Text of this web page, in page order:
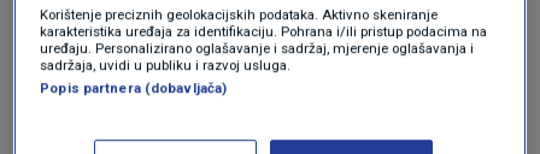
naroda, uključujući i "sustavna masovna
ubojstva" te proizvoljna uhićenja. Godine 2011.
u Dari je započeo miroljubiva pobuna protiv
Asada, nakon što su tinejdžeri sprejem ispisali
Korištenje preciznih geolokacijskih podataka. Aktivno skeniranje
karakteristika uređaja za identifikaciju. Pohrana i/ili pristup podacima na
uređaju. Personalizirano oglašavanje i sadržaj, mjerenje oglašavanja i
sadržaja, uvidi u publiku i razvoj usluga.
Popis partnera (dobavljača)